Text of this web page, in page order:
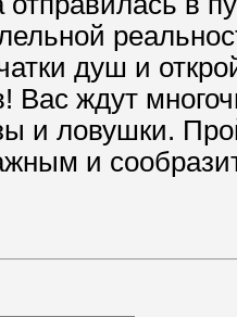
душ и
Вас ждут
и ловушки.
и